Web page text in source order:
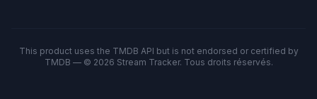
This product uses the TMDB API but is not endorsed or certified by
TMDB — © 2026 Stream Tracker. Tous droits réservés.